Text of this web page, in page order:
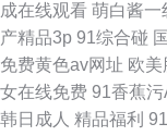
成在线观看 萌白酱一
产精品3p 91综合碰
免费黄色av网址 欧美
女在线免费 91香蕉
韩日成人 精品福利